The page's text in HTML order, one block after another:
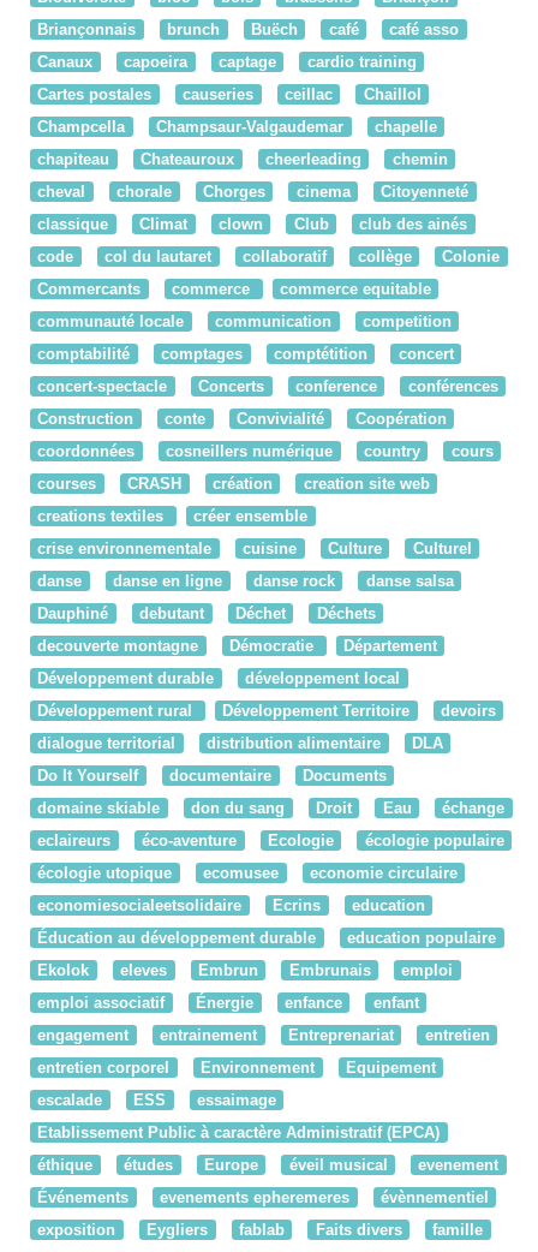
Briançonnais
brunch Buëch café
café asso
Canaux
capoeira captage
cardio training
Cartes postales
causeries ceillac
Chaillol
Champcella
Champsaur-Valgaudemar
chapelle
chapiteau
Chateauroux cheerleading
chemin
cheval
chorale Chorges cinema
Citoyenneté
classique
Climat clown Club
club des ainés
code
col du lautaret collaboratif collège
Colonie
Commercants
commerce
commerce equitable
communauté locale
communication
competition
comptabilité
comptages comptétition
concert
concert-spectacle
Concerts conference
conférences
Construction
conte Convivialité
Coopération
coordonnées
cosneillers numérique country
cours
courses
CRASH création
creation site web
creations textiles
créer ensemble
crise environnementale
cuisine Culture
Culturel
danse
danse en ligne danse rock
danse salsa
Dauphiné
debutant Déchet
Déchets
decouverte montagne
Démocratie
Département
Développement durable
développement local
Développement rural
Développement Territoire
devoirs
dialogue territorial
distribution alimentaire
DLA
Do It Yourself
documentaire
Documents
domaine skiable
don du sang Droit Eau
échange
eclaireurs
éco-aventure Ecologie
écologie populaire
écologie utopique
ecomusee
economie circulaire
economiesocialeetsolidaire
Ecrins
education
Éducation au développement durable
education populaire
Ekolok
eleves Embrun Embrunais
emploi
emploi associatif
Énergie enfance
enfant
engagement
entrainement Entreprenariat
entretien
entretien corporel
Environnement
Equipement
escalade
ESS
essaimage
Etablissement Public à caractère Administratif (EPCA)
éthique
études Europe éveil musical
evenement
Événements
evenements epheremeres
évènnementiel
exposition
Eygliers fablab Faits divers famille